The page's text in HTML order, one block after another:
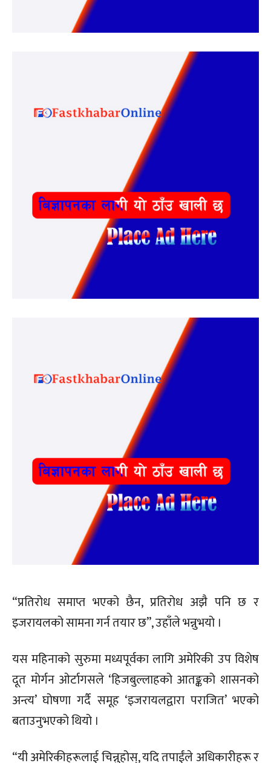
“प्रतिरोध समाप्त भएको छैन, प्रतिरोध अझै पनि छ र
इजरायलको सामना गर्न तयार छ”, उहाँले भन्नुभयो ।
यस महिनाको सुरुमा मध्यपूर्वका लागि अमेरिकी उप विशेष
दूत मोर्गन ओर्टागसले ‘हिजबुल्लाहको आतङ्कको शासनको
अन्त्य’ घोषणा गर्दै समूह ‘इजरायलद्वारा पराजित’ भएको
बताउनुभएको थियो ।
“यी अमेरिकीहरूलाई चिन्नुहोस्, यदि तपाईंले अधिकारीहरू र